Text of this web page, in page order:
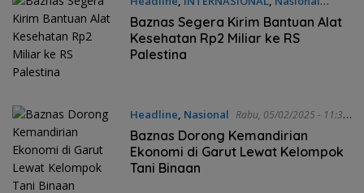
Jumat, 14/02/2025 - 10:20 WIB
Baznas Segera Kirim Bantuan Alat
Kesehatan Rp2 Miliar ke RS
Palestina
Headline, Nasional Rabu, 05/02/2025 - 11:32
WIB
Baznas Dorong Kemandirian
Ekonomi di Garut Lewat Kelompok
Tani Binaan